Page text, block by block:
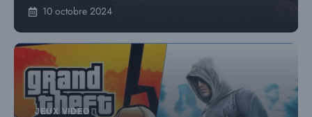
10 octobre 2024
JEUX VIDÉO